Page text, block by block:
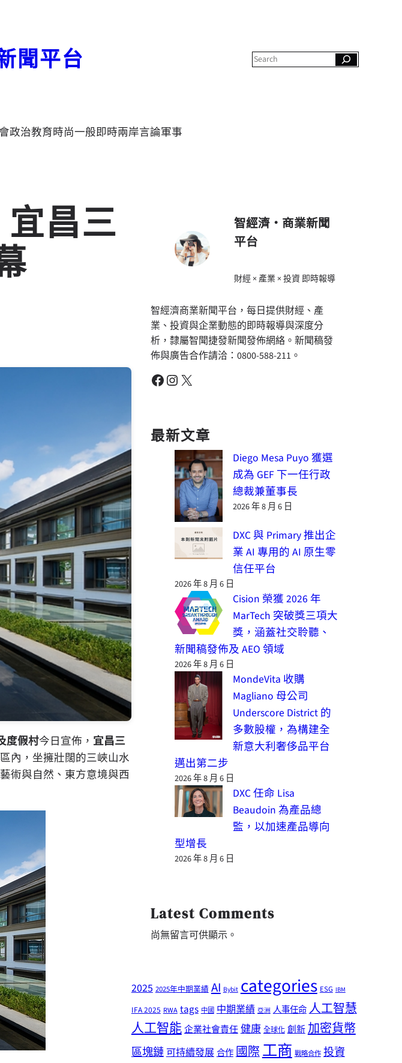
聞平台
c
政治教育時尚一般即時兩岸言論軍事
昌三
度假村今日宣佈， 宜昌三
內，坐擁壯闊的三峽山水
術與自然、東方意境與西
智經濟・商業新聞
平台
財經 × 產業 × 投資 即時報導
智經濟商業新聞平台，每日提供財經、產
業、投資與企業動態的即時報導與深度分
析，隸屬智聞捷發新聞發佈網絡。新聞稿發
佈與廣告合作請洽：0800-588-211。
Facebook Instagram X
最新文章
Diego Mesa Puyo 獲選
成為 GEF 下一任行政
總裁兼董事長
2026 年 8 月 6 日
DXC 與 Primary 推出企
業 AI 專用的 AI 原生零
信任平台
2026 年 8 月 6 日
Cision 榮獲 2026 年
MarTech 突破獎三項大
獎，涵蓋社交聆聽、
新聞稿發佈及 AEO 領域
2026 年 8 月 6 日
MondeVita 收購
Magliano 母公司
Underscore District 的
多數股權，為構建全
新意大利奢侈品平台
邁出第二步
2026 年 8 月 6 日
DXC 任命 Lisa
Beaudoin 為產品總
監，以加速產品導向
型增長
2026 年 8 月 6 日
Latest Comments
尚無留言可供顯示。
2025 2025年中期業績 AI Bybit categories ESG IBM
IFA 2025 RWA tags 中國 中期業績 亞洲 人事任命人工智慧
人工智能企業社會責任健康 全球化 創新 加密貨幣
區塊鏈可持續發展合作國際工商 戰略合作 投資